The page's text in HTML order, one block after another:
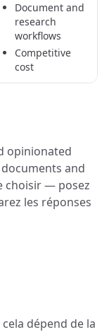
Document and
research
workflows
Competitive
cost
opinionated
and
choisir — posez
les réponses
dépend de la